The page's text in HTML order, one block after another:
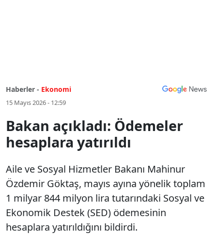
Haberler - Ekonomi
15 Mayıs 2026 - 12:59
Bakan açıkladı: Ödemeler
hesaplara yatırıldı
Aile ve Sosyal Hizmetler Bakanı Mahinur
Özdemir Göktaş, mayıs ayına yönelik toplam
1 milyar 844 milyon lira tutarındaki Sosyal ve
Ekonomik Destek (SED) ödemesinin
hesaplara yatırıldığını bildirdi.